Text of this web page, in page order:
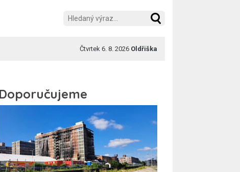
Čtvrtek 6. 8. 2026 Oldřiška